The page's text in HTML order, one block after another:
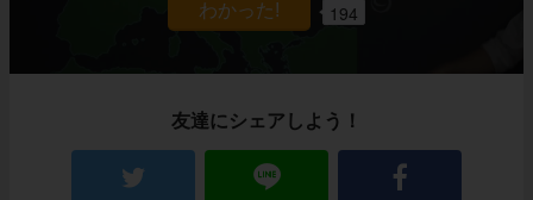
194
友達にシェアしよう！